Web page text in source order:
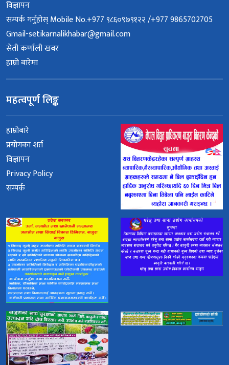
विज्ञापन
सम्पर्क गर्नुहोस् Mobile No.+977 ९८६०९७९१२२ /+977 9865702705
Gmail-setikarnalikhabar@gmail.com
सेती कर्णाली खबर
हाम्रो बारेमा
महत्वपूर्ण लिङ्क
हाम्रोबारे
प्रयोगका शर्त
विज्ञापन
Privacy Policy
सम्पर्क